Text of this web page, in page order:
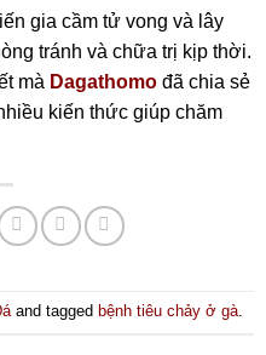
gia cầm tử vong và lây
tránh và chữa trị kịp thời.
mà Dagathomo đã chia sẻ
kiến thức giúp chăm
and tagged bệnh tiêu chảy ở gà.